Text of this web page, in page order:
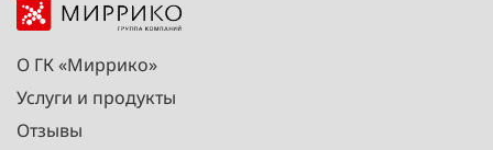
О ГК «Миррико»
Услуги и продукты
Отзывы